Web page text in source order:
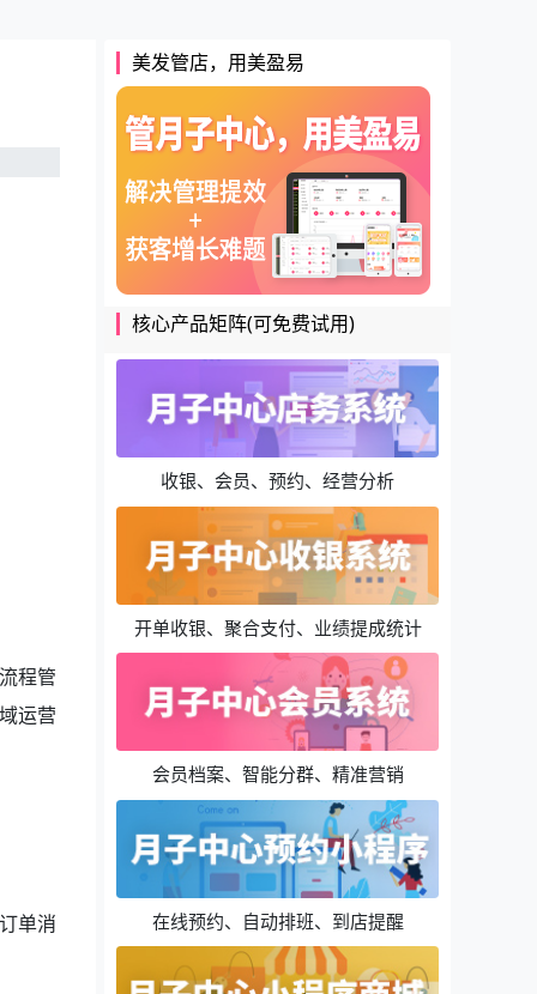
程管
运营
单消
美发管店，用美盈易
核心产品矩阵(可免费试用)
收银、会员、预约、经营分析
开单收银、聚合支付、业绩提成统计
会员档案、智能分群、精准营销
在线预约、自动排班、到店提醒